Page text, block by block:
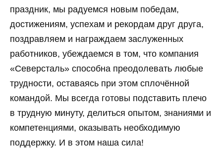
праздник, мы радуемся новым победам,
достижениям, успехам и рекордам друг друга,
поздравляем и награждаем заслуженных
работников, убеждаемся в том, что компания
«Северсталь» способна преодолевать любые
трудности, оставаясь при этом сплочённой
командой. Мы всегда готовы подставить плечо
в трудную минуту, делиться опытом, знаниями и
компетенциями, оказывать необходимую
поддержку. И в этом наша сила!